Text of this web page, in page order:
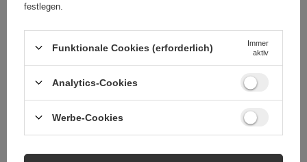
Verpackungslänge in
Zentimetern
3
Verpackungsbreite in
Zentimetern
festlegen.
Funktionale Cookies (erforderlich)
Immer
aktiv
Analytics-Cookies
Werbe-Cookies